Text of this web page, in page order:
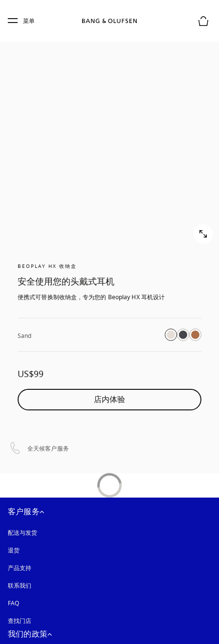
Skip to main footer
菜单
BEOPLAY HX 收纳盒
安全使用您的头戴式耳机
便携式可替换制收纳盒，专为您的 Beoplay HX 耳机设计
Sand
US$99
店内体验
全天候客户服务
客户服务
配送与发货
退货
产品支持
联系我们
FAQ
查找门店
我们的政策